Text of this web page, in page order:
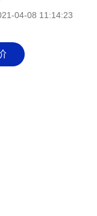
04-08 11:14:23